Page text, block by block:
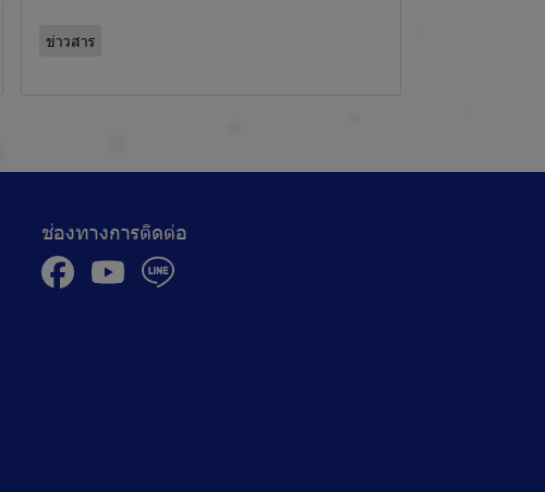
ข่าวสาร
ช่องทางการติดต่อ